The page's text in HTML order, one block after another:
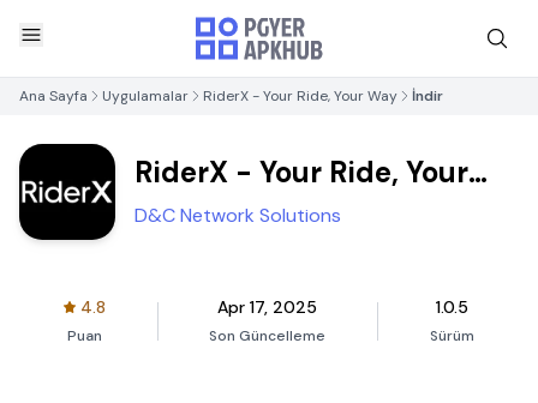
Ana Sayfa Uygulamalar RiderX - Your Ride, Your Way İndir
RiderX - Your Ride, Your
Way
D&C Network Solutions
4.8
Puan
Apr 17, 2025
Son Güncelleme
1.0.5
Sürüm